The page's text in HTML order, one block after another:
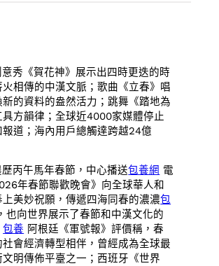
秀《賀花神》展示出四時更迭的時
相傳的中漢文脈；歌曲《立春》唱
新的資料的盎然活力；跳舞《踏地為
具方韻律；全球近4000家媒體停止
報道；海內用戶總觸達跨越24億
歷丙午馬年春節，中心播送包養網 電
年春節聯歡晚會》向全球華人和
上美妙祝願，傳遞四海同春的濃濃包
也向世界展示了春節和中漢文化的
包養 阿根廷《軍號報》評價稱，春
社會經濟轉型相伴，曾經成為全球最
明傳佈平臺之一；西班牙《世界